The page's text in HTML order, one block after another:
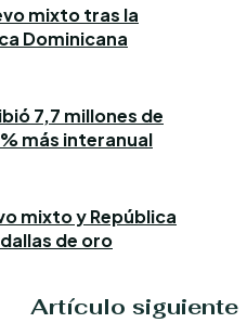
mixto tras la
Dominicana
7,7 millones de
más interanual
mixto y República
de oro
Artículo siguiente